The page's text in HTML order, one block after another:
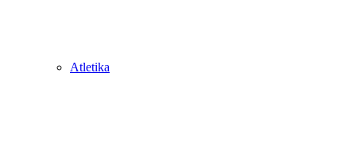
Atletika